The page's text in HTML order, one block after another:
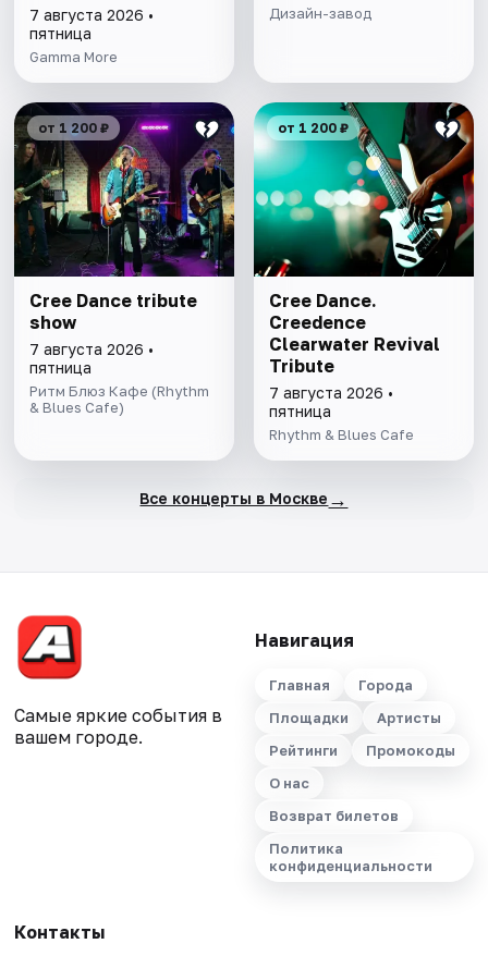
7 августа 2026 •
пятница
Gamma More
Дизайн-завод
от 1 200 ₽
Cree Dance tribute
show
7 августа 2026 •
пятница
Ритм Блюз Кафе (Rhythm
& Blues Cafe)
от 1 200 ₽
Cree Dance.
Creedence
Clearwater Revival
Tribute
7 августа 2026 •
пятница
Rhythm & Blues Cafe
Все концерты в Москве →
Самые яркие события в
вашем городе.
Навигация
Главная
Города
Площадки
Артисты
Рейтинги
Промокоды
О нас
Возврат билетов
Политика
конфиденциальности
Контакты